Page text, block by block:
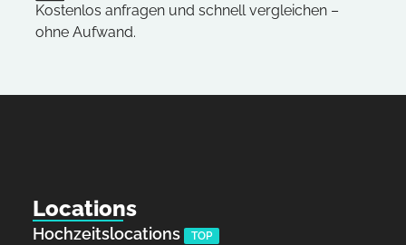
Kostenlos anfragen und schnell vergleichen –
ohne Aufwand.
Locations
Hochzeitslocations TOP